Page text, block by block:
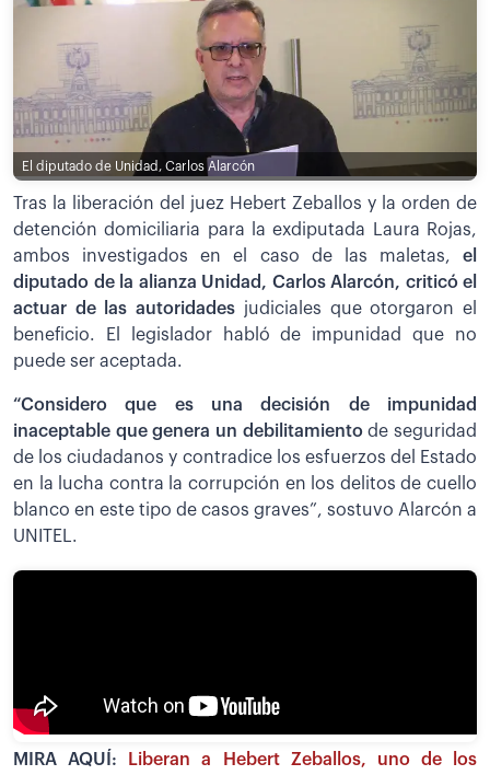
El diputado de Unidad, Carlos Alarcón
Tras la liberación del juez Hebert Zeballos y la orden de
detención domiciliaria para la exdiputada Laura Rojas,
ambos investigados en el caso de las maletas, el
diputado de la alianza Unidad, Carlos Alarcón, criticó el
actuar de las autoridades judiciales que otorgaron el
beneficio. El legislador habló de impunidad que no
puede ser aceptada.
“Considero que es una decisión de impunidad
inaceptable que genera un debilitamientode seguridad
de los ciudadanos y contradice los esfuerzos del Estado
en la lucha contra la corrupción en los delitos de cuello
blanco en este tipo de casos graves”, sostuvo Alarcón a
UNITEL.
MIRA AQUÍ:
Liberan a Hebert Zeballos, uno de los